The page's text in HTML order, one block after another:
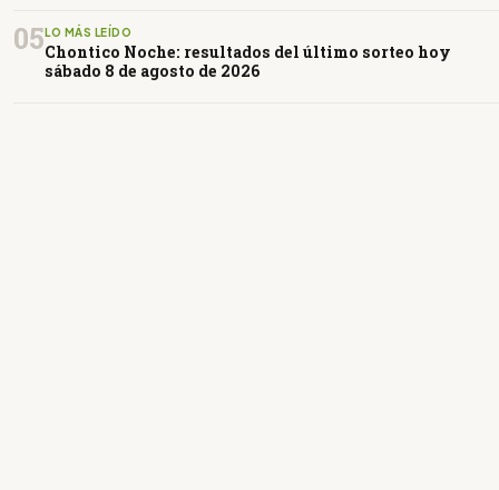
05 LO MÁS LEÍDO
Chontico Noche: resultados del último sorteo hoy
sábado 8 de agosto de 2026